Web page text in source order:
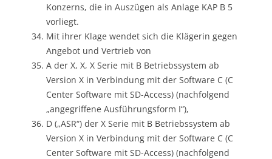
Konzerns, die in Auszügen als Anlage KAP B 5
vorliegt.
Mit ihrer Klage wendet sich die Klägerin gegen
Angebot und Vertrieb von
A der X, X, X Serie mit B Betriebssystem ab
Version X in Verbindung mit der Software C (C
Center Software mit SD-Access) (nachfolgend
„angegriffene Ausführungsform I“),
D („ASR“) der X Serie mit B Betriebssystem ab
Version X in Verbindung mit der Software C (C
Center Software mit SD-Access) (nachfolgend